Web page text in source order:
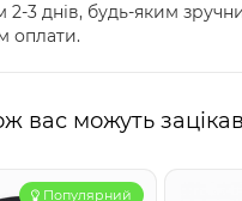
2-3 днів, будь-яким
оплати.
вас можуть
Популярний